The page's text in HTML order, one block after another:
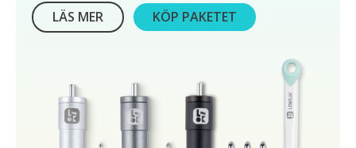
LÄS MER KÖP PAKETET